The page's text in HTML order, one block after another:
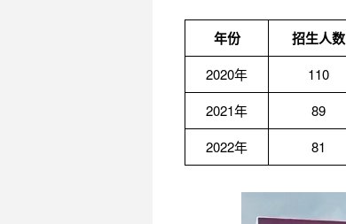
年份 招生人数
2020年 110
2021年
89
2022年
81